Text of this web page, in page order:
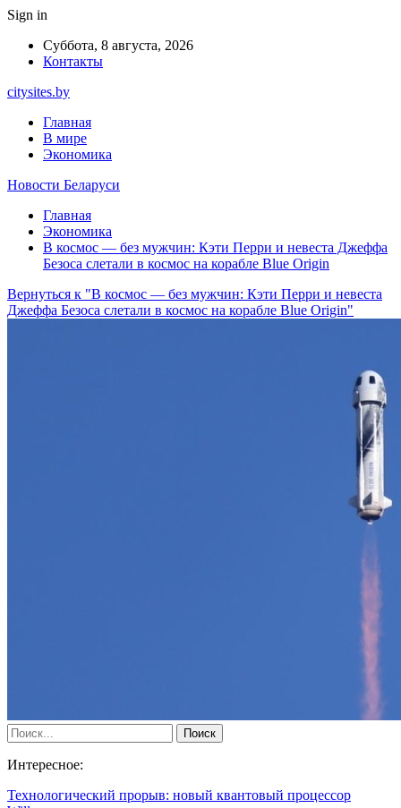
Sign in
Суббота, 8 августа, 2026
Контакты
citysites.by
Главная
В мире
Экономика
Новости Беларуси
Главная
Экономика
В космос — без мужчин: Кэти Перри и невеста Джеффа
Безоса слетали в космос на корабле Blue Origin
Вернуться к "В космос — без мужчин: Кэти Перри и невеста
Джеффа Безоса слетали в космос на корабле Blue Origin"
Интересное:
Технологический прорыв: новый квантовый процессор